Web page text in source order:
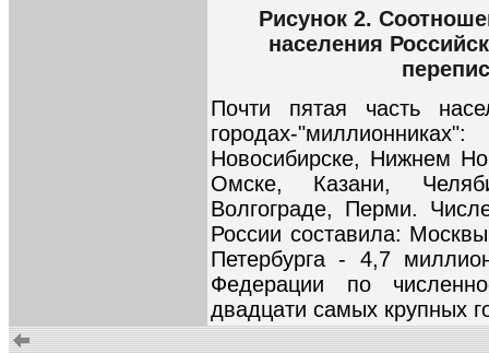
Рисунок 2.
населения
Почти пятая часть
городах-
Новосибирске, Нижнем
Омске, Казани,
Волгограде, Перми.
России составила:
Петербурга - 4,7
Федерации по
двадцати самых крупных